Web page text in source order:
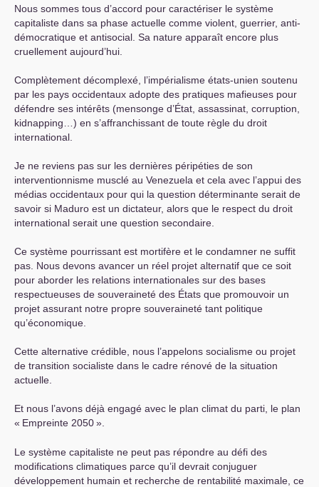
Nous sommes tous d’accord pour caractériser le système
capitaliste dans sa phase actuelle comme violent, guerrier, anti-
démocratique et antisocial. Sa nature apparaît encore plus
cruellement aujourd’hui.
Complètement décomplexé, l’impérialisme états-unien soutenu
par les pays occidentaux adopte des pratiques mafieuses pour
défendre ses intérêts (mensonge d’État, assassinat, corruption,
kidnapping…) en s’affranchissant de toute règle du droit
international.
Je ne reviens pas sur les dernières péripéties de son
interventionnisme musclé au Venezuela et cela avec l’appui des
médias occidentaux pour qui la question déterminante serait de
savoir si Maduro est un dictateur, alors que le respect du droit
international serait une question secondaire.
Ce système pourrissant est mortifère et le condamner ne suffit
pas. Nous devons avancer un réel projet alternatif que ce soit
pour aborder les relations internationales sur des bases
respectueuses de souveraineté des États que promouvoir un
projet assurant notre propre souveraineté tant politique
qu’économique.
Cette alternative crédible, nous l’appelons socialisme ou projet
de transition socialiste dans le cadre rénové de la situation
actuelle.
Et nous l’avons déjà engagé avec le plan climat du parti, le plan
« Empreinte 2050».
Le système capitaliste ne peut pas répondre au défi des
modifications climatiques parce qu’il devrait conjuguer
développement humain et recherche de rentabilité maximale, ce